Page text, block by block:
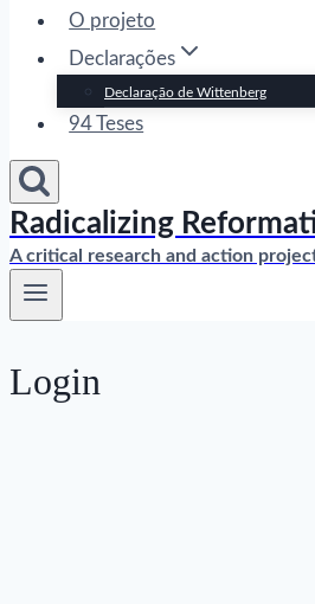
O projeto
Declarações
Declaração de Wittenberg
94 Teses
Radicalizing
A critical research and action
Login